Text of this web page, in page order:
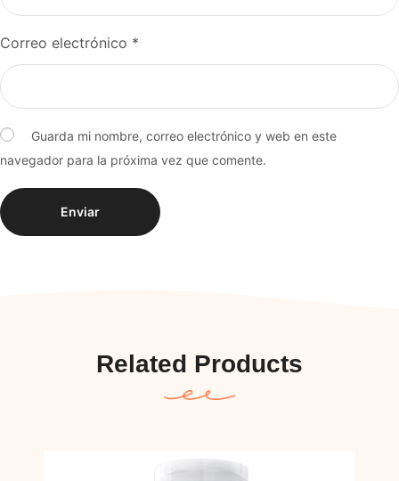
Correo electrónico *
Guarda mi nombre, correo electrónico y web en este
navegador para la próxima vez que comente.
Related Products